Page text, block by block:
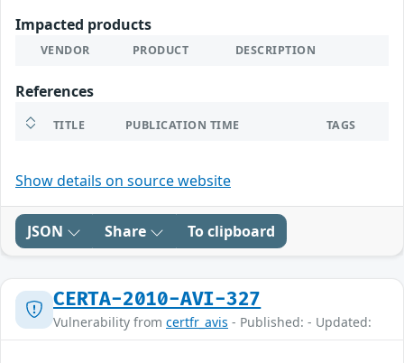
Impacted products
VENDOR PRODUCT DESCRIPTION
References
TITLE PUBLICATION TIME TAGS
Show details on source website
JSON Share To clipboard
CERTA-2010-AVI-327
Vulnerability from certfr_avis - Published: - Updated: